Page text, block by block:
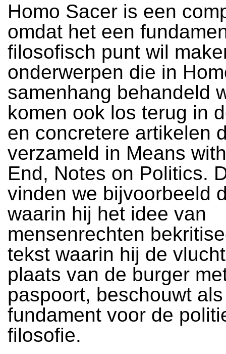
Homo Sacer is een
omdat het een
filosofisch punt wil
onderwerpen die in
samenhang behandeld
komen ook los terug in
en concretere artikelen
verzameld in Means
End, Notes on Politics.
vinden we bijvoorbeeld
waarin hij het idee van
mensenrechten
tekst waarin hij de
plaats van de burger
paspoort, beschouwt als
fundament voor de
filosofie.